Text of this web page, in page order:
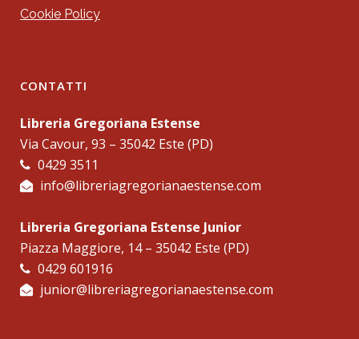
Cookie Policy
CONTATTI
Libreria Gregoriana Estense
Via Cavour, 93 – 35042 Este (PD)
0429 3511
info@libreriagregorianaestense.com
Libreria Gregoriana Estense Junior
Piazza Maggiore, 14 – 35042 Este (PD)
0429 601916
junior@libreriagregorianaestense.com